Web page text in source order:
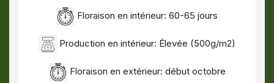
Floraison en intérieur: 60-65 jours
Production en intérieur: Élevée (500g/m2)
Floraison en extérieur: début octobre